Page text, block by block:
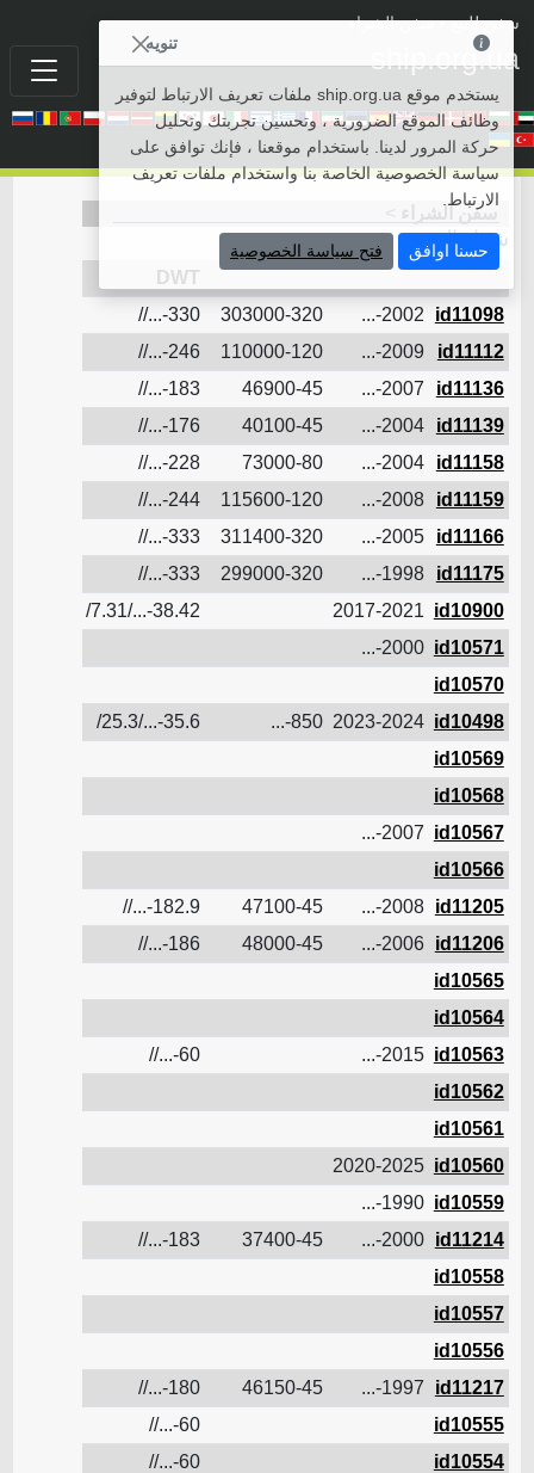
سفن للبيع• سفن الشراء
ship.org.ua
سفن الشراء
شراء السفن
DWT
id11098
2002-...
303000-320
330-...//
id11112
2009-...
110000-120
246-...//
id11136
2007-...
46900-45
183-...//
id11139
2004-...
40100-45
176-...//
id11158
2004-...
73000-80
228-...//
id11159
2008-...
115600-120
244-...//
id11166
2005-...
311400-320
333-...//
id11175
1998-...
299000-320
333-...//
id10900
2017-2021
38.42-.../7.31/
id10571
2000-...
id10570
id10498
2023-2024
850-...
35.6-.../25.3/
id10569
id10568
id10567
2007-...
id10566
id11205
2008-...
47100-45
182.9-...//
id11206
2006-...
48000-45
186-...//
id10565
id10564
id10563
2015-...
60-...//
id10562
id10561
id10560
2020-2025
id10559
1990-...
id11214
2000-...
37400-45
183-...//
id10558
id10557
id10556
id11217
1997-...
46150-45
180-...//
id10555
60-...//
id10554
60-...//
تنويه
يستخدم موقع ship.org.ua ملفات تعريف الارتباط لتوفير
وظائف الموقع الضرورية ، وتحسين تجربتك وتحليل
حركة المرور لدينا. باستخدام موقعنا ، فإنك توافق على
سياسة الخصوصية الخاصة بنا واستخدام ملفات تعريف
الارتباط.
حسنا اوافق فتح سياسة الخصوصية